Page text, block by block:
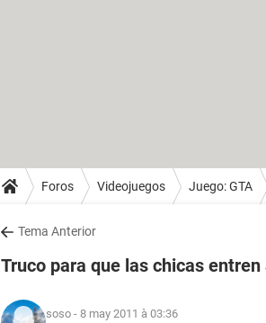
Foros Videojuegos Juego: GTA
Tema Anterior
Truco para que las chicas
soso - 8 may 2011 à 03:36